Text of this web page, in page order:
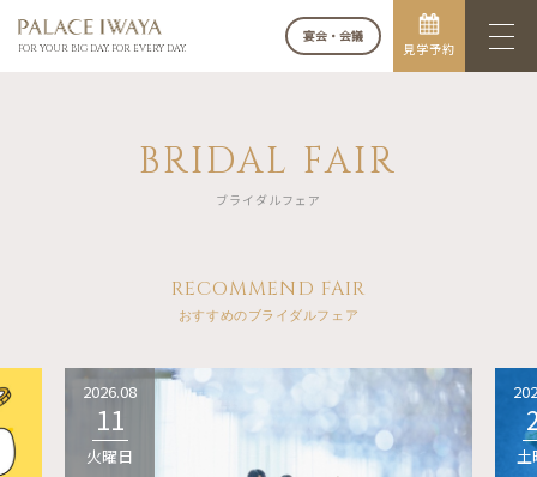
FOR YOUR BIG DAY. FOR EVERY DAY.
宴会・会議
見学予約
BRIDAL FAIR
ブライダルフェア
RECOMMEND FAIR
おすすめのブライダルフェア
2026.08
11
火曜日 土